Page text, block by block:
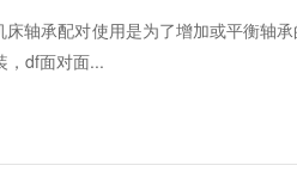
轴承配对使用是为了增加或平衡轴
，df面对面...